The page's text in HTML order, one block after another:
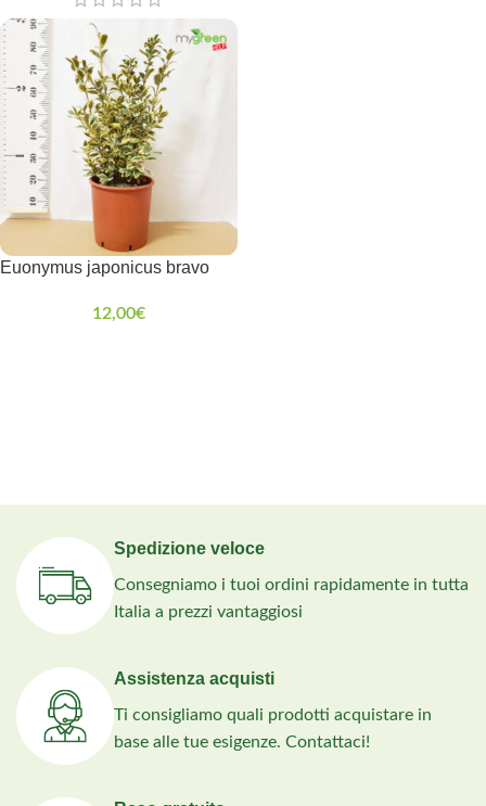
Euonymus japonicus bravo
12,00€
Spedizione veloce
Consegniamo i tuoi ordini rapidamente in tutta
Italia a prezzi vantaggiosi
Assistenza acquisti
Ti consigliamo quali prodotti acquistare in
base alle tue esigenze. Contattaci!